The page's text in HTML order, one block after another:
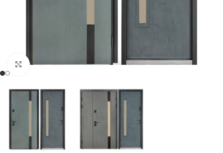
Noklikšķiniet, lai palielinātu